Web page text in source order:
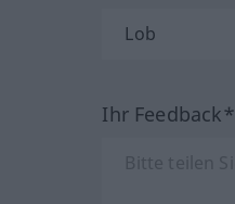
Ihr Feedback*